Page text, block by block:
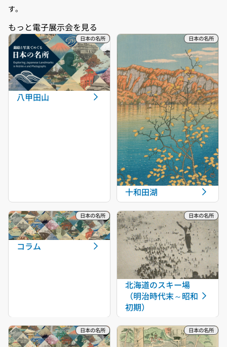
す。
八甲田山
十和田湖
コラム
北海道のスキー場
（明治時代末～昭和
初期）